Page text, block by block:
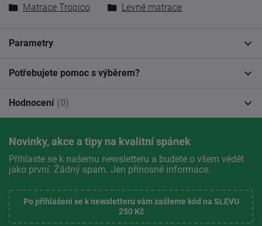
Matrace Tropico
Levné matrace
Parametry
Potřebujete pomoc s výběrem?
Hodnocení (0)
Novinky, akce a tipy na kvalitní spánek
Přihlaste se k našemu newsletteru a budete o všem vědět
jako první. Žádný spam. Jen přínosné informace.
Po přihlášení se k newsletteru vám zašleme kód na SLEVU
250 Kč